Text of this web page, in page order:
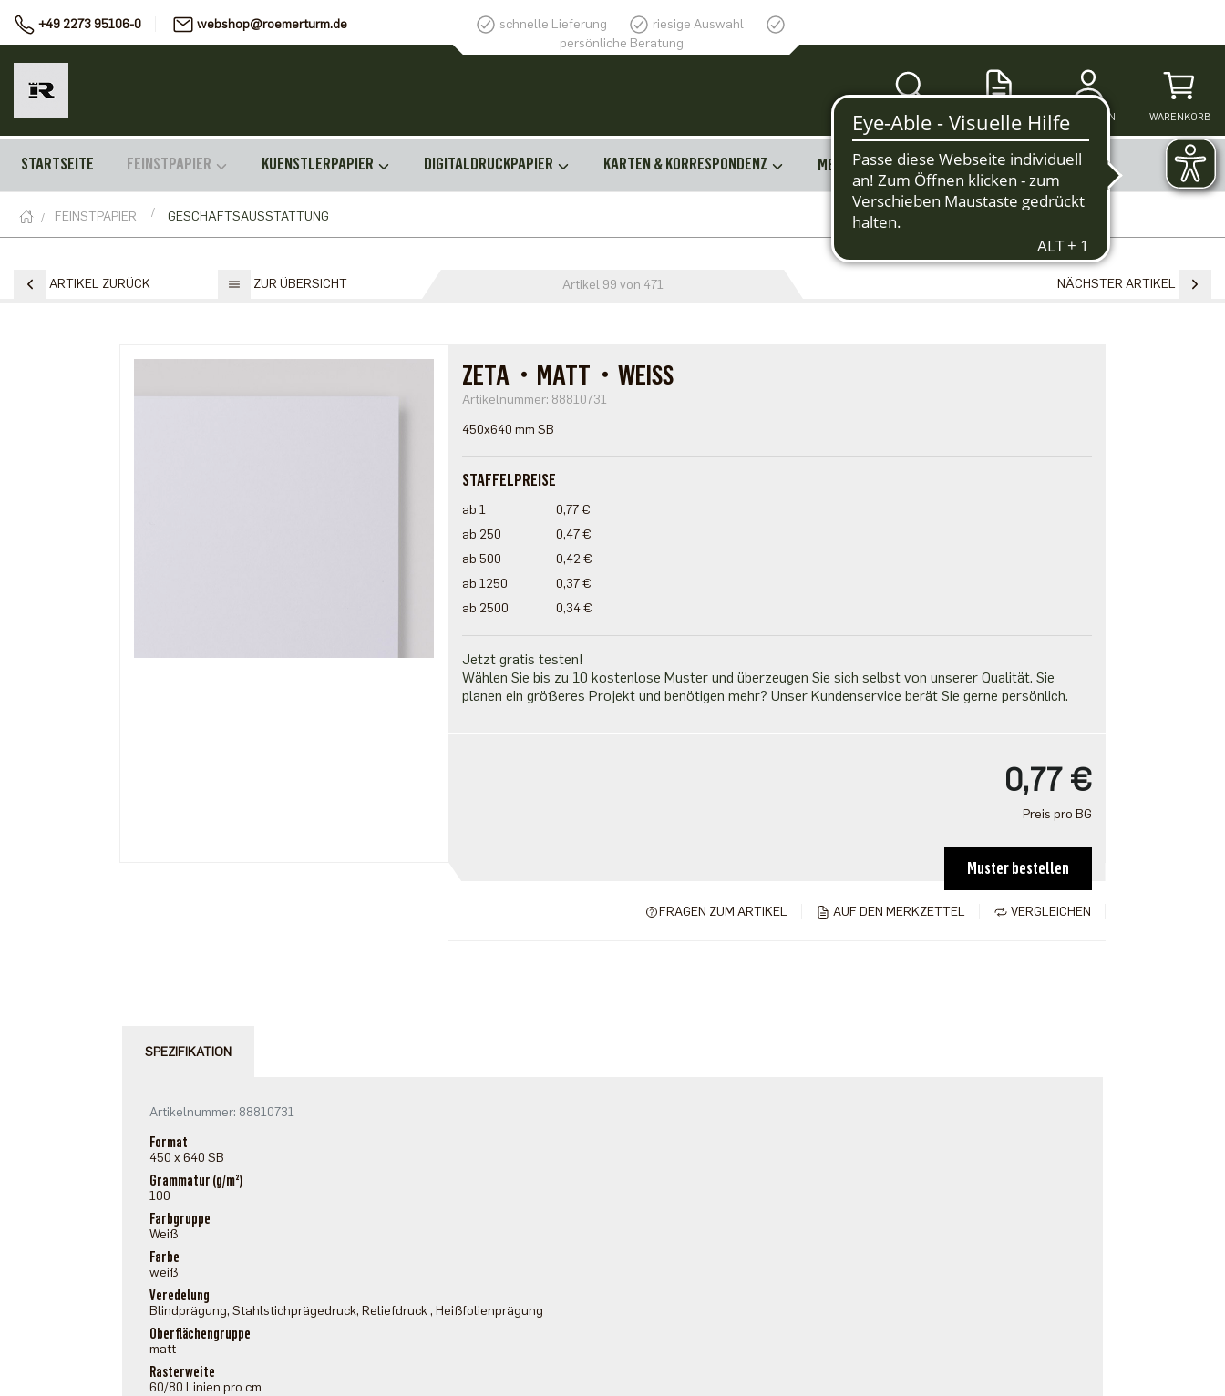
+49 2273 95106-0 webshop@roemerturm.de schnelle Lieferung
riesige Auswahl
persönliche Beratung
SUCHE MERKZETTEL ANMELDEN WARENKORB
STARTSEITE FEINSTPAPIER KUENSTLERPAPIER DIGITALDRUCKPAPIER KARTEN & KORRESPONDENZ MEHR
FEINSTPAPIER GESCHÄFTSAUSSTATTUNG
ARTIKEL ZURÜCK ZUR ÜBERSICHT Artikel 99 von 471 NÄCHSTER ARTIKEL
ZETA・MATT・WEISS
Artikelnummer: 88810731
450x640 mm SB
STAFFELPREISE
ab 1
0,77 €
ab 250
0,47 €
ab 500
0,42 €
ab 1250
0,37 €
ab 2500
0,34 €
Jetzt gratis testen!
Wählen Sie bis zu 10 kostenlose Muster und überzeugen Sie sich selbst von unserer Qualität. Sie
planen ein größeres Projekt und benötigen mehr? Unser Kundenservice berät Sie gerne persönlich.
0,77 €
Preis pro BG
Muster bestellen
VERGLEICHEN
AUF DEN MERKZETTEL
FRAGEN ZUM ARTIKEL
SPEZIFIKATION
Artikelnummer: 88810731
Format
450 x 640 SB
Grammatur (g/m²)
100
Farbgruppe
Weiß
Farbe
weiß
Veredelung
Blindprägung, Stahlstichprägedruck, Reliefdruck , Heißfolienprägung
Oberflächengruppe
matt
Rasterweite
60/80 Linien pro cm